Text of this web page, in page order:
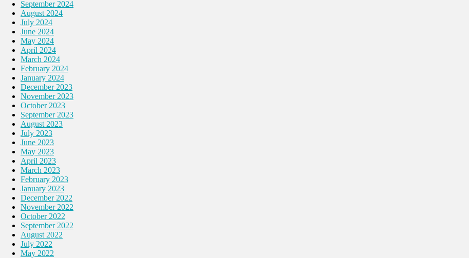
September 2024
August 2024
July 2024
June 2024
May 2024
April 2024
March 2024
February 2024
January 2024
December 2023
November 2023
October 2023
September 2023
August 2023
July 2023
June 2023
May 2023
April 2023
March 2023
February 2023
January 2023
December 2022
November 2022
October 2022
September 2022
August 2022
July 2022
May 2022